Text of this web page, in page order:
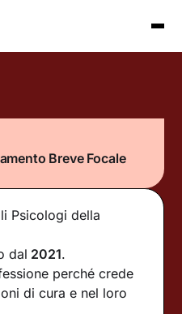
Breve Focale
Psicologi della
dal 2021.
perché crede
di cura e nel loro